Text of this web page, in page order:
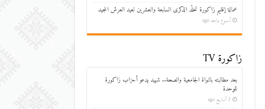
عمالة إقليم زاكورة تخلّد الذكرى السابعة والعشرين لعيد العرش المجيد
أسبوع واحد ago
زاكورة TV
بعد مطالبته بالنواة الجامعية والصحة.. شهيد يدعو أحزاب زاكورة
للوحدة
3 أسابيع ago